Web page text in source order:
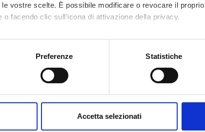
vostre scelte. È possibile modificare o revocare il
o facendo clic sull'icona di attivazione della privacy.
anche:
sulla tua posizione geografica, con un'approssimazione
in qualsiasi momento dalla Dichiarazione sui cookie.
Preferenze Statistiche
Accetta selezionati